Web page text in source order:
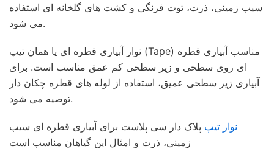
سیب زمینی، ذرت، توت فرنگی و کشت های گلخانه ای استفاده
می شود.
نوار آبیاری قطره ای یا همان تیپ (Tape) مناسب آبیاری قطره
ای روی سطحی و زیر سطحی کم عمق مناسب است. برای
آبیاری زیر سطحی عمیق، استفاده از لوله های قطره چکان دار
توصیه می شود.
نوار تیپ پلاک دار سی پلاست برای آبیاری قطره ای سیب
زمینی، ذرت و امثال این گیاهان مناسب است